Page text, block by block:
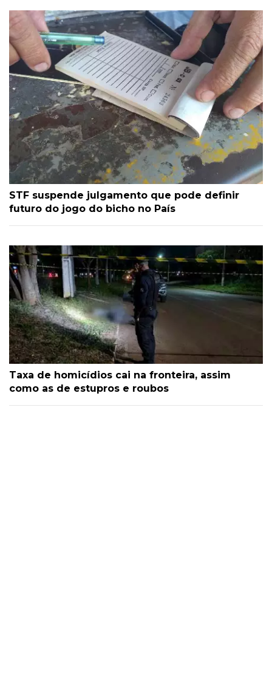
STF suspende julgamento que pode definir
futuro do jogo do bicho no País
Taxa de homicídios cai na fronteira, assim
como as de estupros e roubos